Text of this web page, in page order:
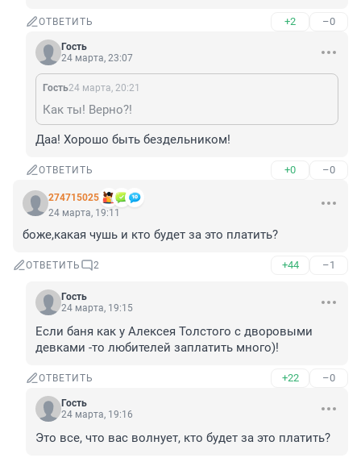
ОТВЕТИТЬ +2 –0
Гость
24 марта, 23:07
Гость24 марта, 20:21
Как ты! Верно?!
Даа! Хорошо быть бездельником!
ОТВЕТИТЬ +0 –0
274715025
24 марта, 19:11
боже,какая чушь и кто будет за это платить?
ОТВЕТИТЬ 2 +44 –1
Гость
24 марта, 19:15
Если баня как у Алексея Толстого с дворовыми
девками -то любителей заплатить много)!
ОТВЕТИТЬ +22 –0
Гость
24 марта, 19:16
Это все, что вас волнует, кто будет за это платить?